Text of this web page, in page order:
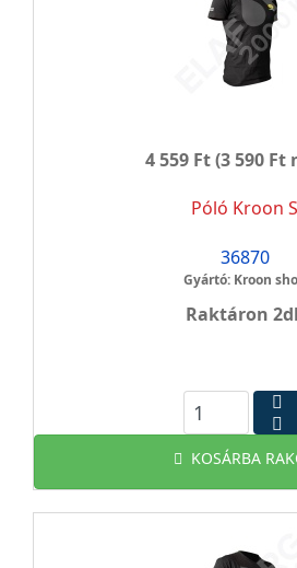
4 559 Ft(3 590 Ft
Póló Kroon S
36870
Gyártó: Kroon
Raktáron
KOSÁRBA